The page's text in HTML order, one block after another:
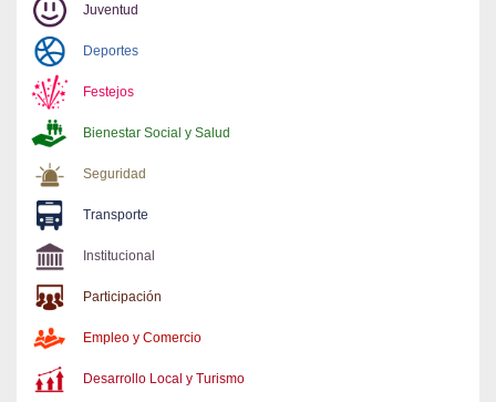
Juventud
Deportes
Festejos
Bienestar Social y Salud
Seguridad
Transporte
Institucional
Participación
Empleo y Comercio
Desarrollo Local y Turismo